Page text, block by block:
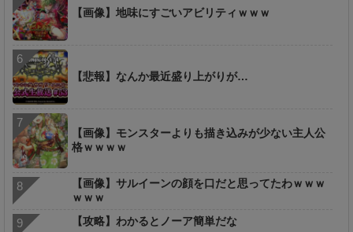
【画像】地味にすごいアビリティｗｗｗ
【悲報】なんか最近盛り上がりが…
【画像】モンスターよりも描き込みが少ない主人公
格ｗｗｗｗ
【画像】サルイーンの顔を口だと思ってたわｗｗｗ
ｗｗｗ
【攻略】わかるとノーア簡単だな